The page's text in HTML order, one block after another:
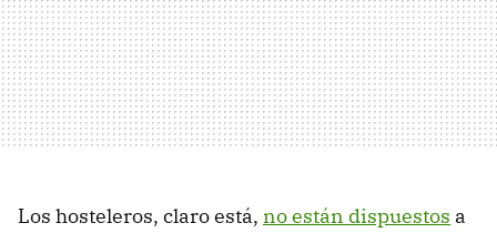
Los hosteleros, claro está, no están dispuestos a